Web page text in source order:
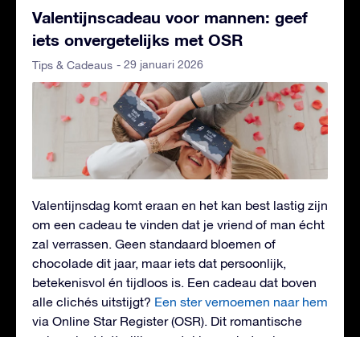
Valentijnscadeau voor mannen: geef
iets onvergetelijks met OSR
Tips & Cadeaus - 29 januari 2026
Valentijnsdag komt eraan en het kan best lastig zijn
om een cadeau te vinden dat je vriend of man écht
zal verrassen. Geen standaard bloemen of
chocolade dit jaar, maar iets dat persoonlijk,
betekenisvol én tijdloos is. Een cadeau dat boven
alle clichés uitstijgt? Een ster vernoemen naar hem
via Online Star Register (OSR). Dit romantische